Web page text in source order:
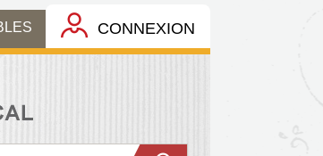
CONNEXION